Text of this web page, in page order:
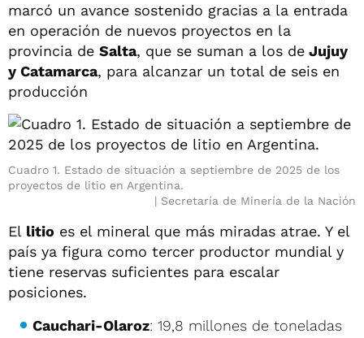
marcó un avance sostenido gracias a la entrada
en operación de nuevos proyectos en la
provincia de Salta, que se suman a los de Jujuy
y Catamarca, para alcanzar un total de seis en
producción
Cuadro 1. Estado de situación a septiembre de 2025 de los
proyectos de litio en Argentina.
Secretaría de Minería de la Nación
El litio es el mineral que más miradas atrae. Y el
país ya figura como tercer productor mundial y
tiene reservas suficientes para escalar
posiciones.
Cauchari-Olaroz: 19,8 millones de toneladas